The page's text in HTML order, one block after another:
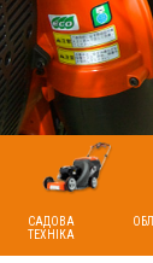
САДОВА
ТЕХНІКА